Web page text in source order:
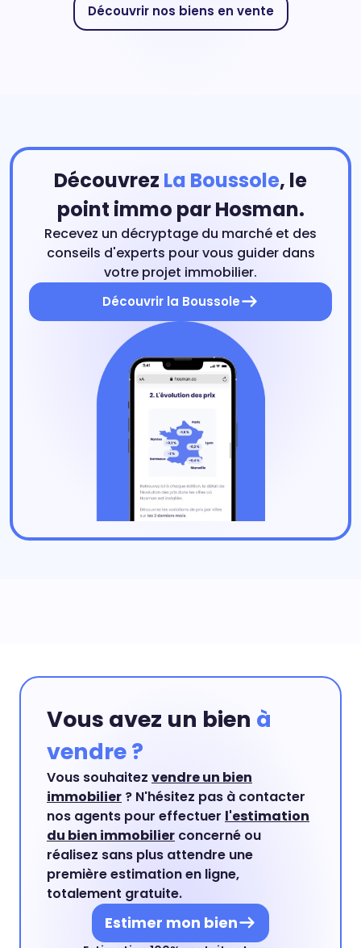
Découvrir nos biens en vente
Découvrez La Boussole, le
point immo par Hosman.
Recevez un décryptage du marché et des
conseils d'experts pour vous guider dans
votre projet immobilier.
Découvrir la Boussole
Vous avez un bien à
vendre ?
Vous souhaitez vendre un bien
immobilier ? N'hésitez pas à contacter
nos agents pour effectuer l'estimation
du bien immobilier concerné ou
réalisez sans plus attendre une
première estimation en ligne,
totalement gratuite.
Estimer mon bien